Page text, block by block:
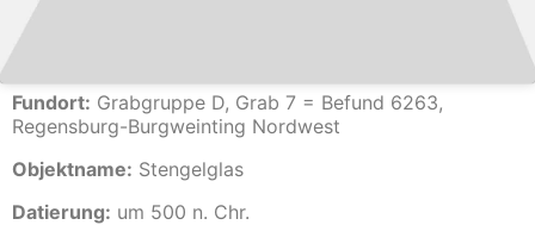
Fundort: Grabgruppe D, Grab 7 = Befund 6263,
Regensburg-Burgweinting Nordwest
Objektname: Stengelglas
Datierung: um 500 n. Chr.